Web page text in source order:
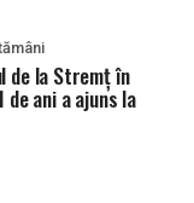
1 5
de la Stremț în
ani a ajuns la